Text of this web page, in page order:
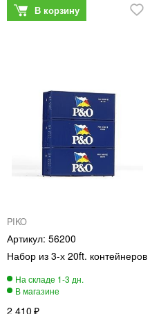
PIKO
56200
Набор из 3-х 20ft. контейнеров
2 410